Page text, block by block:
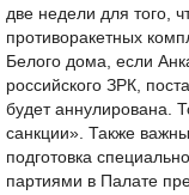
две недели для того,
противоракетных
Белого дома, если
российского ЗРК,
будет аннулирована.
санкции». Также
подготовка
партиями в Палате